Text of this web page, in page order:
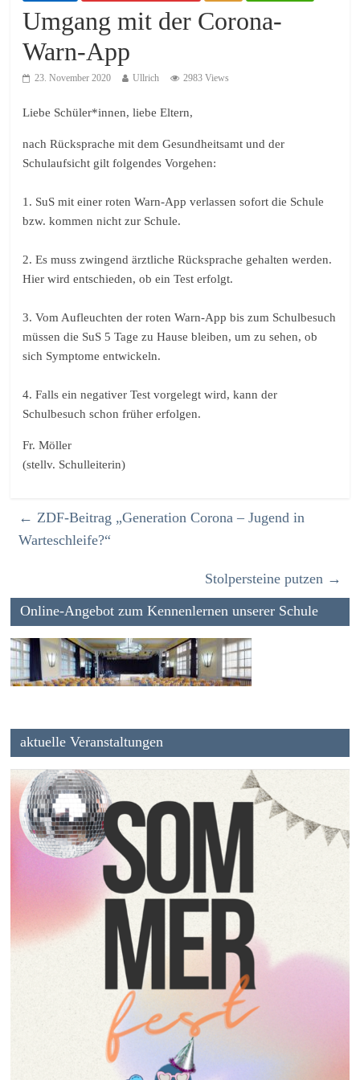
Umgang mit der Corona-
Warn-App
23. November 2020 Ullrich 2983 Views
Liebe Schüler*innen, liebe Eltern,
nach Rücksprache mit dem Gesundheitsamt und der
Schulaufsicht gilt folgendes Vorgehen:
1. SuS mit einer roten Warn-App verlassen sofort die Schule
bzw. kommen nicht zur Schule.
2. Es muss zwingend ärztliche Rücksprache gehalten werden.
Hier wird entschieden, ob ein Test erfolgt.
3. Vom Aufleuchten der roten Warn-App bis zum Schulbesuch
müssen die SuS 5 Tage zu Hause bleiben, um zu sehen, ob
sich Symptome entwickeln.
4. Falls ein negativer Test vorgelegt wird, kann der
Schulbesuch schon früher erfolgen.
Fr. Möller
(stellv. Schulleiterin)
← ZDF-Beitrag „Generation Corona – Jugend in
Warteschleife?“
Stolpersteine putzen →
Online-Angebot zum Kennenlernen unserer Schule
aktuelle Veranstaltungen